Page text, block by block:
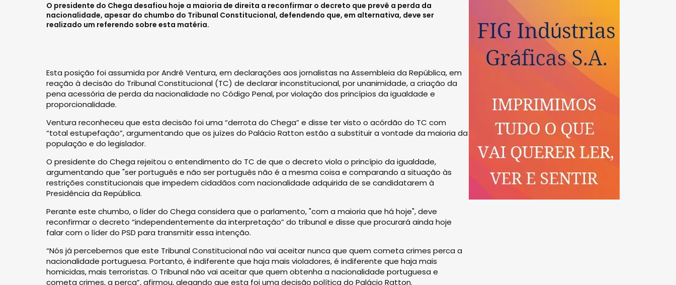
O presidente do Chega desafiou hoje a maioria de direita a reconfirmar o decreto que prevê a perda da
nacionalidade, apesar do chumbo do Tribunal Constitucional, defendendo que, em alternativa, deve ser
realizado um referendo sobre esta matéria.
Esta posição foi assumida por André Ventura, em declarações aos jornalistas na Assembleia da República, em
reação à decisão do Tribunal Constitucional (TC) de declarar inconstitucional, por unanimidade, a criação da
pena acessória de perda da nacionalidade no Código Penal, por violação dos princípios da igualdade e
proporcionalidade.
Ventura reconheceu que esta decisão foi uma “derrota do Chega” e disse ter visto o acórdão do TC com
“total estupefação”, argumentando que os juízes do Palácio Ratton estão a substituir a vontade da maioria da
população e do legislador.
O presidente do Chega rejeitou o entendimento do TC de que o decreto viola o princípio da igualdade,
argumentando que "ser português e não ser português não é a mesma coisa e comparando a situação às
restrições constitucionais que impedem cidadãos com nacionalidade adquirida de se candidatarem à
Presidência da República.
Perante este chumbo, o líder do Chega considera que o parlamento, "com a maioria que há hoje", deve
reconfirmar o decreto “independentemente da interpretação” do tribunal e disse que procurará ainda hoje
falar com o líder do PSD para transmitir essa intenção.
“Nós já percebemos que este Tribunal Constitucional não vai aceitar nunca que quem cometa crimes perca a
nacionalidade portuguesa. Portanto, é indiferente que haja mais violadores, é indiferente que haja mais
homicidas, mais terroristas. O Tribunal não vai aceitar que quem obtenha a nacionalidade portuguesa e
cometa crimes, a perca”, afirmou, alegando que esta foi uma decisão política do Palácio Ratton.